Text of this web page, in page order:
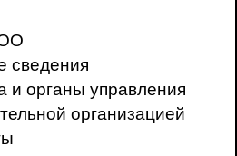
сведения
и органы управления
организацией